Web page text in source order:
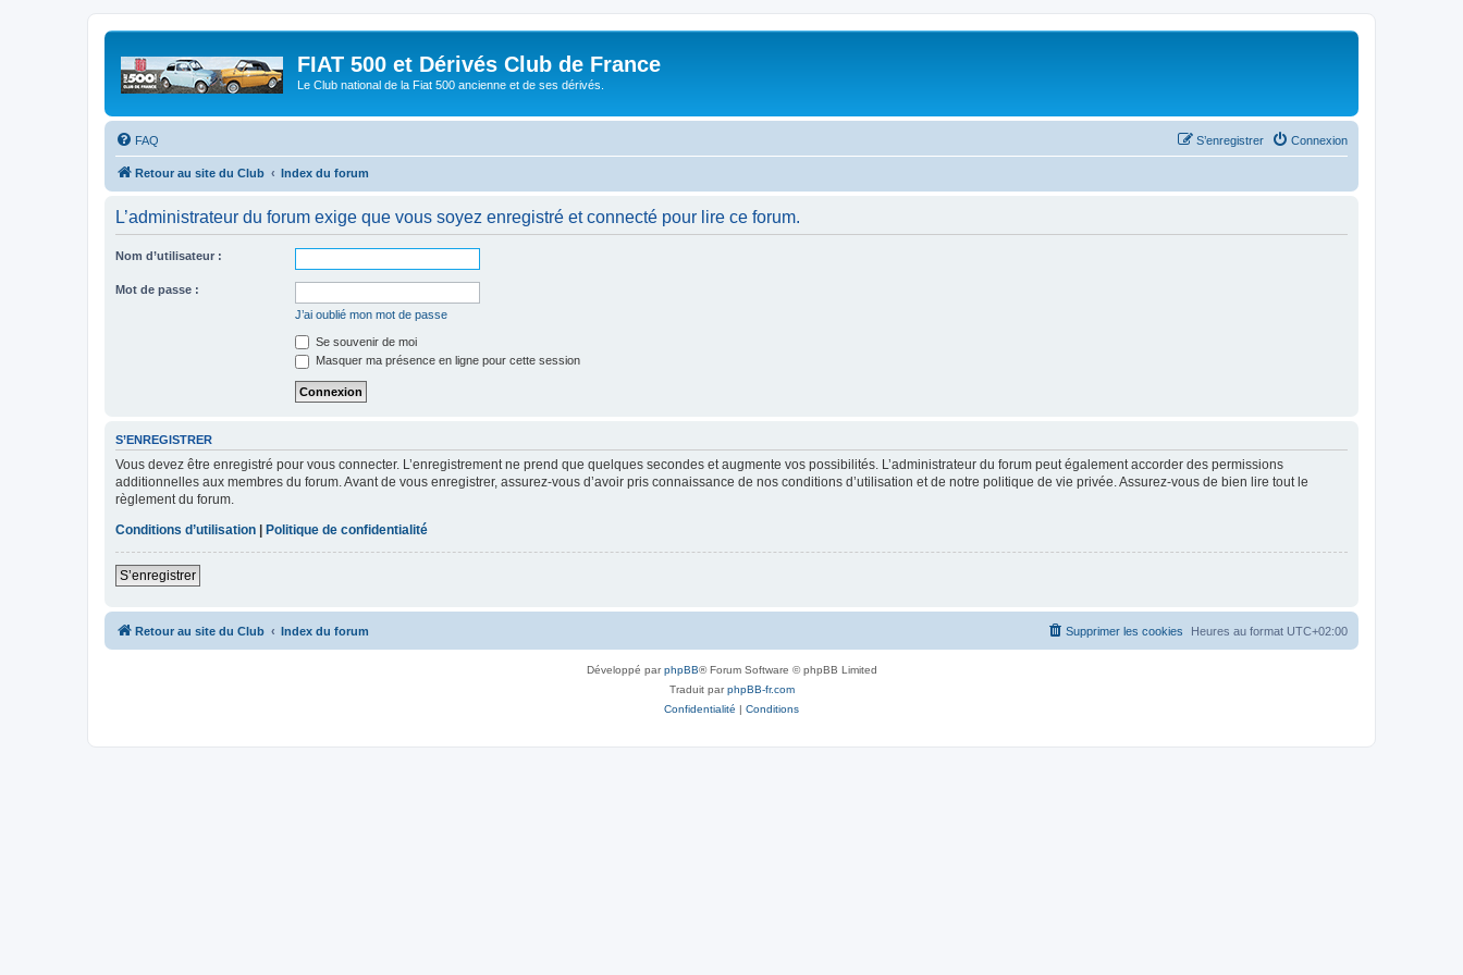
FIAT 500 et Dérivés Club de France
Le Club national de la Fiat 500 ancienne et de ses dérivés.
FAQ Connexion
S’enregistrer
Retour au site du Club Index du forum
L’administrateur du forum exige que vous soyez enregistré et connecté pour lire ce forum.
Nom d’utilisateur :
Mot de passe :
J’ai oublié mon mot de passe
Se souvenir de moi
Masquer ma présence en ligne pour cette session
S’ENREGISTRER
Vous devez être enregistré pour vous connecter. L’enregistrement ne prend que quelques secondes et augmente vos possibilités. L’administrateur du forum peut également accorder des permissions
additionnelles aux membres du forum. Avant de vous enregistrer, assurez-vous d’avoir pris connaissance de nos conditions d’utilisation et de notre politique de vie privée. Assurez-vous de bien lire tout le
règlement du forum.
Conditions d’utilisation
Politique de confidentialité
S’enregistrer
Retour au site du Club Index du forum Heures au format UTC+02:00
Supprimer les cookies
Développé parphpBB® Forum Software © phpBB Limited
Traduit parphpBB-fr.com
Confidentialité | Conditions